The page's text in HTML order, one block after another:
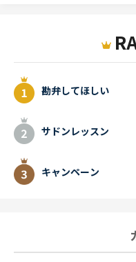
勘弁してほしい
サドンレッスン
キャンペーン